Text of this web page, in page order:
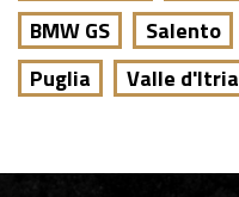
BMW GS
Salento
Puglia
Valle d'Itria